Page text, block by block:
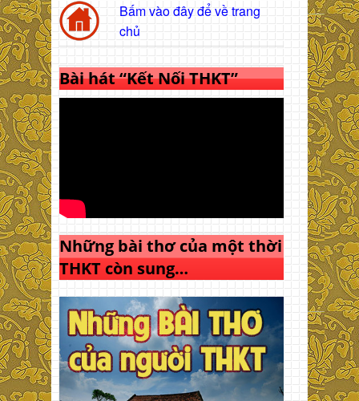
Bấm vào đây để về trang
chủ
Bài hát “Kết Nối THKT”
Những bài thơ của một thời
THKT còn sung…